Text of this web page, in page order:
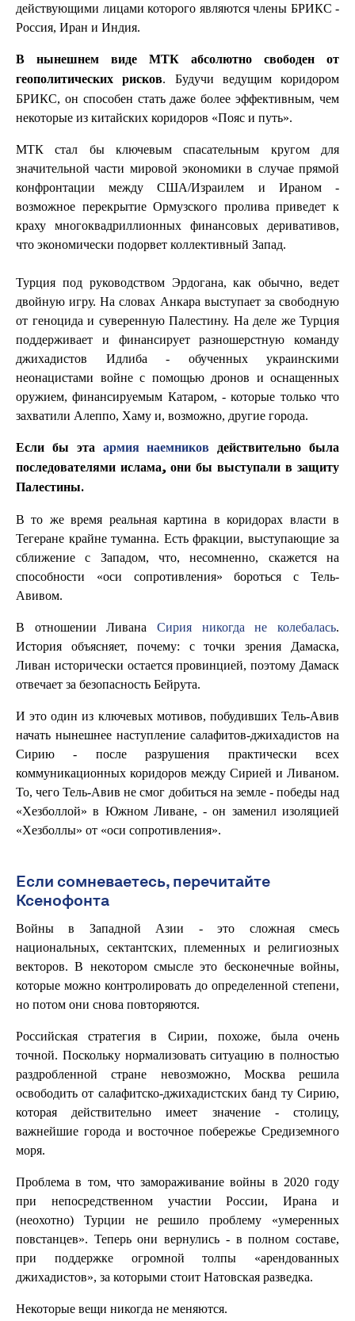
действующими лицами которого являются члены БРИКС -
Россия, Иран и Индия.
В нынешнем виде МТК абсолютно свободен от
геополитических рисков. Будучи ведущим коридором
БРИКС, он способен стать даже более эффективным, чем
некоторые из китайских коридоров «Пояс и путь».
МТК стал бы ключевым спасательным кругом для
значительной части мировой экономики в случае прямой
конфронтации между США/Израилем и Ираном -
возможное перекрытие Ормузского пролива приведет к
краху многоквадриллионных финансовых деривативов,
что экономически подорвет коллективный Запад.
Турция под руководством Эрдогана, как обычно, ведет
двойную игру. На словах Анкара выступает за свободную
от геноцида и суверенную Палестину. На деле же Турция
поддерживает и финансирует разношерстную команду
джихадистов Идлиба - обученных украинскими
неонацистами войне с помощью дронов и оснащенных
оружием, финансируемым Катаром, - которые только что
захватили Алеппо, Хаму и, возможно, другие города.
Если бы эта армия наемников действительно была
последователями ислама, они бы выступали в защиту
Палестины.
В то же время реальная картина в коридорах власти в
Тегеране крайне туманна. Есть фракции, выступающие за
сближение с Западом, что, несомненно, скажется на
способности «оси сопротивления» бороться с Тель-
Авивом.
В отношении Ливана Сирия никогда не колебалась.
История объясняет, почему: с точки зрения Дамаска,
Ливан исторически остается провинцией, поэтому Дамаск
отвечает за безопасность Бейрута.
И это один из ключевых мотивов, побудивших Тель-Авив
начать нынешнее наступление салафитов-джихадистов на
Сирию - после разрушения практически всех
коммуникационных коридоров между Сирией и Ливаном.
То, чего Тель-Авив не смог добиться на земле - победы над
«Хезболлой» в Южном Ливане, - он заменил изоляцией
«Хезболлы» от «оси сопротивления».
Если сомневаетесь, перечитайте
Ксенофонта
Войны в Западной Азии - это сложная смесь
национальных, сектантских, племенных и религиозных
векторов. В некотором смысле это бесконечные войны,
которые можно контролировать до определенной степени,
но потом они снова повторяются.
Российская стратегия в Сирии, похоже, была очень
точной. Поскольку нормализовать ситуацию в полностью
раздробленной стране невозможно, Москва решила
освободить от салафитско-джихадистских банд ту Сирию,
которая действительно имеет значение - столицу,
важнейшие города и восточное побережье Средиземного
моря.
Проблема в том, что замораживание войны в 2020 году
при непосредственном участии России, Ирана и
(неохотно) Турции не решило проблему «умеренных
повстанцев». Теперь они вернулись - в полном составе,
при поддержке огромной толпы «арендованных
джихадистов», за которыми стоит Натовская разведка.
Некоторые вещи никогда не меняются.